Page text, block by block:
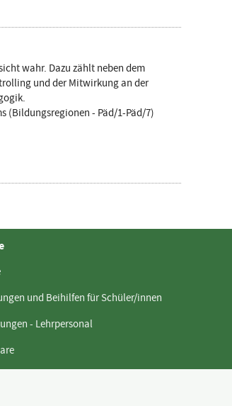
wahr. Dazu zählt neben dem
und der Mitwirkung an der
(Bildungsregionen - Päd/1-Päd/7)
und Beihilfen für Schüler/innen
- Lehrpersonal